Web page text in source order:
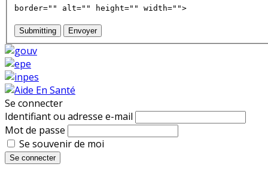
border="" alt="" height="" width="">
Submitting Envoyer
Se connecter
Identifiant ou adresse e-mail
Mot de passe
Se souvenir de moi
Se connecter